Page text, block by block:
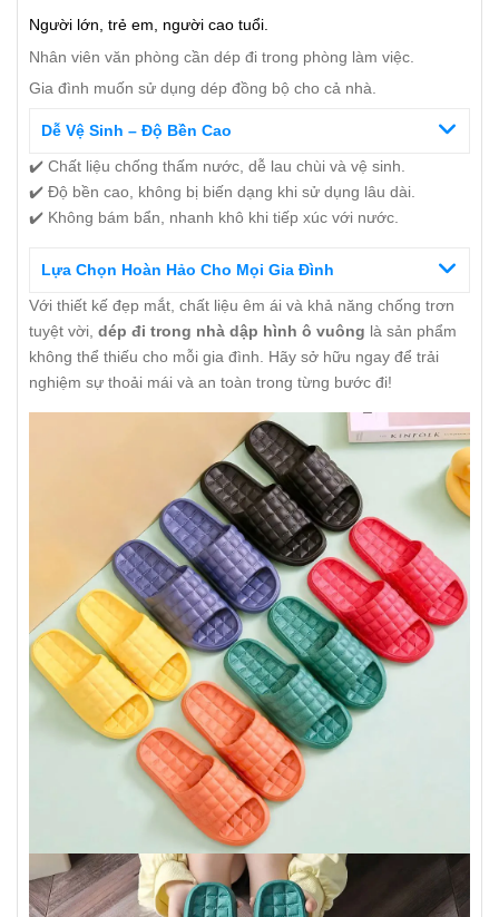
Người lớn, trẻ em, người cao tuổi.
Nhân viên văn phòng cần dép đi trong phòng làm việc.
Gia đình muốn sử dụng dép đồng bộ cho cả nhà.
Dễ Vệ Sinh – Độ Bền Cao
✔️ Chất liệu chống thấm nước, dễ lau chùi và vệ sinh.
✔️ Độ bền cao, không bị biến dạng khi sử dụng lâu dài.
✔️ Không bám bẩn, nhanh khô khi tiếp xúc với nước.
Lựa Chọn Hoàn Hảo Cho Mọi Gia Đình
Với thiết kế đẹp mắt, chất liệu êm ái và khả năng chống trơn
tuyệt vời, dép đi trong nhà dập hình ô vuông là sản phẩm
không thể thiếu cho mỗi gia đình. Hãy sở hữu ngay để trải
nghiệm sự thoải mái và an toàn trong từng bước đi!